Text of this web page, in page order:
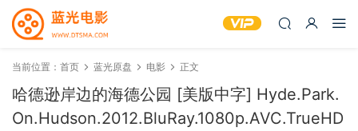
当前位置： 首页 蓝光原盘 电影 正文
哈德逊岸边的海德公园 [美版中字] Hyde.Park.
On.Hudson.2012.BluRay.1080p.AVC.TrueHD